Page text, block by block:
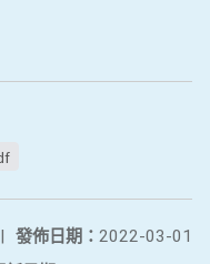
發佈日期： 2022-03-01
|